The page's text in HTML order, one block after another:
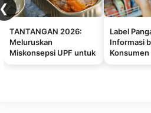
❮
TANTANGAN 2026:
Meluruskan
Miskonsepsi UPF untuk
Label
Informasi
Konsumen